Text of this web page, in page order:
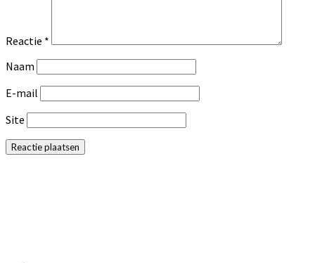
Reactie *
Naam
E-mail
Site